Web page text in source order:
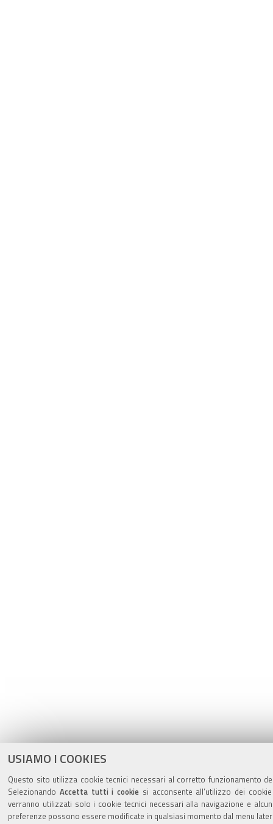
USIAMO I COOKIES
Questo sito utilizza cookie tecnici necessari al corretto funzionamento
Selezionando Accetta tutti i cookie si acconsente all’utilizzo dei
verranno utilizzati solo i cookie tecnici necessari alla navigazione e
preferenze possono essere modificate in qualsiasi momento dal menu